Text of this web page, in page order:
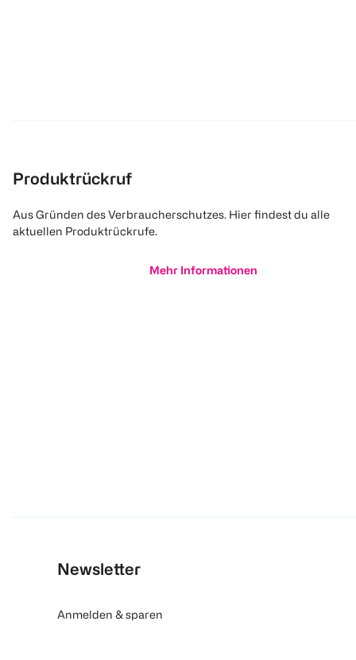
Produktrückruf
Aus Gründen des Verbraucherschutzes. Hier findest du alle
aktuellen Produktrückrufe.
Mehr Informationen
Newsletter
Anmelden & sparen